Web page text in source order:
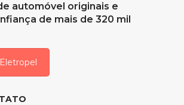
automóvel originais e
de mais de 320 mil